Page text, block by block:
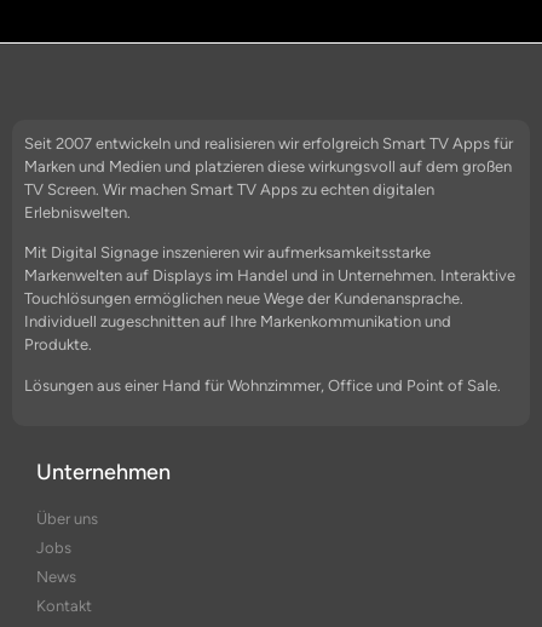
Seit 2007 entwickeln und realisieren wir erfolgreich Smart TV Apps für
Marken und Medien und platzieren diese wirkungsvoll auf dem großen
TV Screen. Wir machen Smart TV Apps zu echten digitalen
Erlebniswelten.
Mit Digital Signage inszenieren wir aufmerksamkeitsstarke
Markenwelten auf Displays im Handel und in Unternehmen. Interaktive
Touchlösungen ermöglichen neue Wege der Kundenansprache.
Individuell zugeschnitten auf Ihre Markenkommunikation und
Produkte.
Lösungen aus einer Hand für Wohnzimmer, Office und Point of Sale.
Unternehmen
Über uns
Jobs
News
Kontakt